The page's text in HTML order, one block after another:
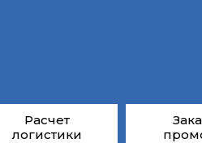
Расчет
логистики